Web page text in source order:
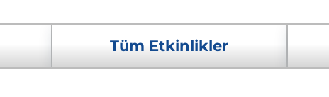
Tüm Etkinlikler